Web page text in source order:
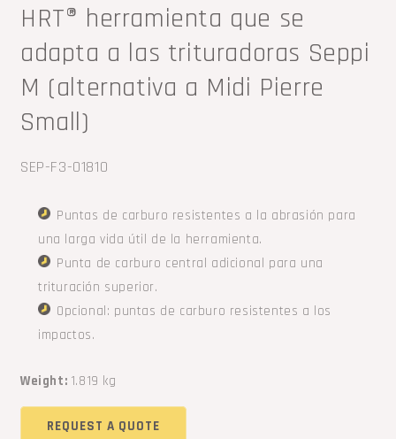
HRT® herramienta que se
adapta a las trituradoras Seppi
M (alternativa a Midi Pierre
Small)
SKU:
SEP-F3-01810
Puntas de carburo resistentes a la abrasión para
una larga vida útil de la herramienta.
Punta de carburo central adicional para una
trituración superior.
Opcional: puntas de carburo resistentes a los
impactos.
Weight: 1.819 kg
REQUEST A QUOTE